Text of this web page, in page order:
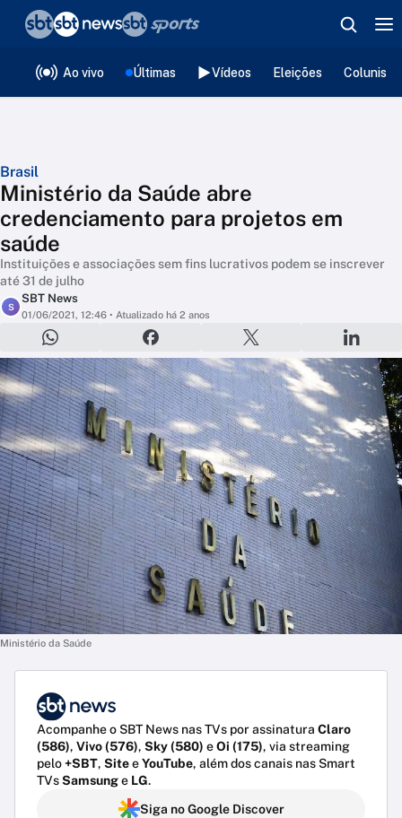
Ao vivo Últimas Vídeos Eleições
Brasil
Ministério da Saúde abre
credenciamento para projetos em
saúde
Instituições e associações sem fins lucrativos podem se inscrever
até 31 de julho
S
SBT News
01/06/2021, 12:46 • Atualizado há 2 anos
Ministério da Saúde
Acompanhe o SBT News nas TVs por assinatura Claro
(586), Vivo (576), Sky (580) eOi (175), via streaming
pelo+SBT, SiteeYouTube, além dos canais nas Smart
TVsSamsunge LG.
Siga no Google Discover
❮voltar
Editorias